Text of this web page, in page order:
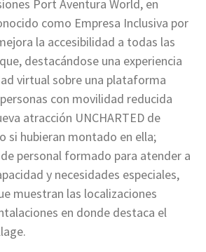
Port Aventura World, en
como Empresa Inclusiva por
la accesibilidad a todas las
destacándose una experiencia
virtual sobre una plataforma
con movilidad reducida
atracción UNCHARTED de
si hubieran montado en ella;
personal formado para atender a
y necesidades especiales,
muestran las localizaciones
en donde destaca el